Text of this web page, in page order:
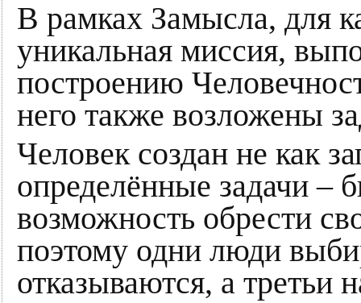
В рамках Замысла, для
уникальная миссия,
построению
него также возложены
Человек создан не как
определённые задачи –
возможность обрести
поэтому одни люди
отказываются, а третьи